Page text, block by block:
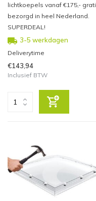
lichtkoepels vanaf €175,-
bezorgd in heel Nederland.
SUPERDEAL!
3-5 werkdagen
Deliverytime
€143,94
Inclusief BTW